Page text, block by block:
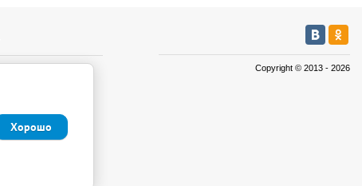
Copyright © 2013 - 2026
Хорошо